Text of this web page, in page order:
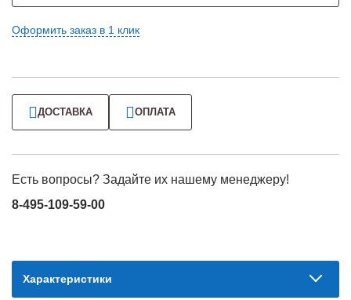
Оформить заказ в 1 клик
ДОСТАВКА ОПЛАТА
Есть вопросы? Задайте их нашему менеджеру!
8-495-109-59-00
Характеристики